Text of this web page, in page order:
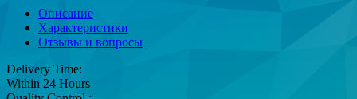
Описание
Характеристики
Отзывы и вопросы
Delivery Time:
Within 24 Hours